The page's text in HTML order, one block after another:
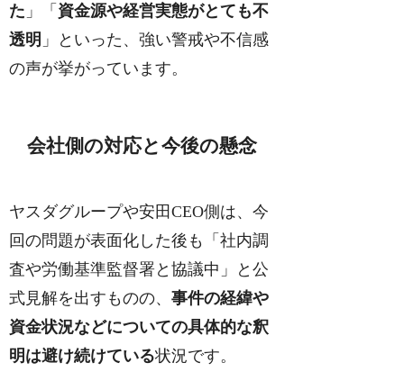
た 」「 資金源や経営実態がとても不
透明 」といった、強い警戒や不信感
の声が挙がっています。
会社側の対応と今後の懸念
ヤスダグループや安田CEO側は、今
回の問題が表面化した後も「社内調
査や労働基準監督署と協議中」と公
式見解を出すものの、事件の経緯や
資金状況などについての具体的な釈
明は避け続けている状況です。